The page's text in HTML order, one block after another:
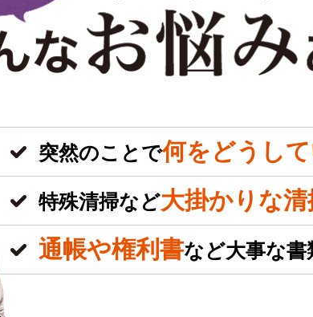
突然のことで何をどうし
特殊清掃など大掛かりな清
通帳や権利書など大事な